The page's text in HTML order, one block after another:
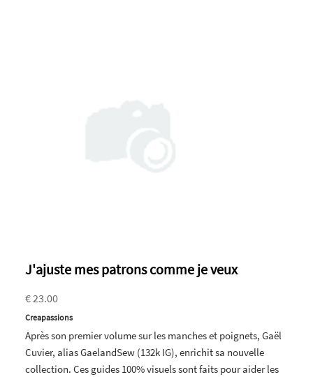
J'ajuste mes patrons comme je veux
€ 23.00
Creapassions
Après son premier volume sur les manches et poignets, Gaël
Cuvier, alias GaelandSew (132k IG), enrichit sa nouvelle
collection. Ces guides 100% visuels sont faits pour aider les